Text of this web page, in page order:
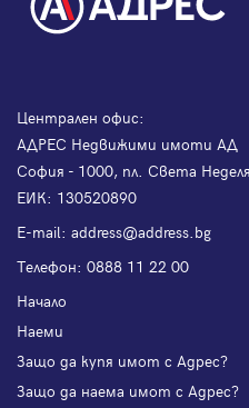
Централен офис:
АДРЕС Недвижими имоти АД
София - 1000, пл. Света
ЕИК: 130520890
Е-mail: address@address.bg
Телефон: 0888 11 22 00
Начало
Наеми
Защо да купя имот с Адрес?
Защо да наема имот с Адрес?